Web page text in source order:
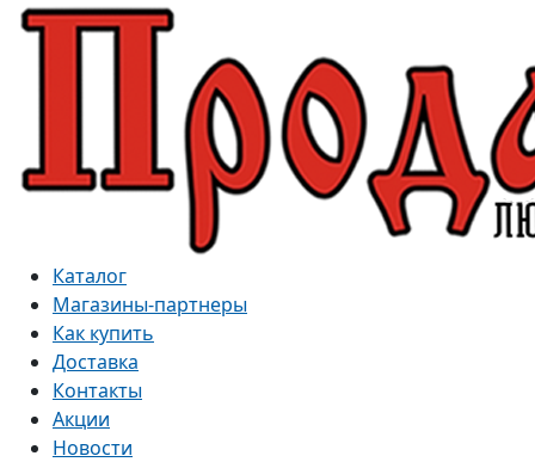
Каталог
Магазины-партнеры
Как купить
Доставка
Контакты
Акции
Новости